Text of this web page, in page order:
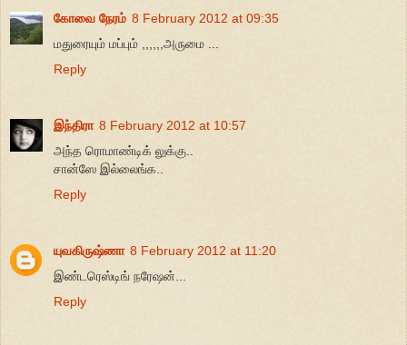
கோவை நேரம் 8 February 2012 at 09:35
மதுரையும் மப்பும் ,,,,,,அருமை ...
Reply
இந்திரா 8 February 2012 at 10:57
அந்த ரொமாண்டிக் லுக்கு..
சான்ஸே இல்லைங்க..
Reply
யுவகிருஷ்ணா 8 February 2012 at 11:20
இண்டரெஸ்டிங் நரேஷன்...
Reply